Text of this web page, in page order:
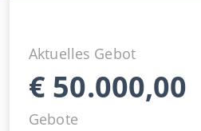
Aktuelles Gebot
€ 50.000,00
Gebote